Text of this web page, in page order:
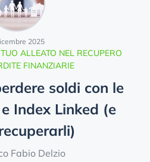
ALLEATO NEL RECUPERO
FINANZIARIE
2025
soldi con le
Index Linked (e
Fabio Delzio